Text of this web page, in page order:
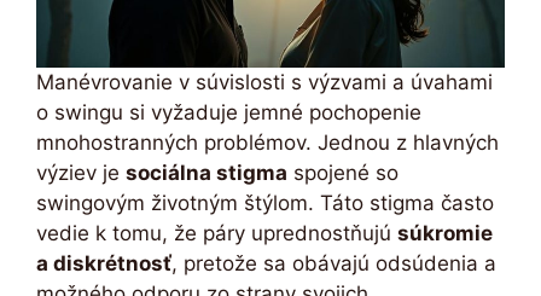
Manévrovanie v súvislosti s výzvami a úvahami
o swingu si vyžaduje jemné pochopenie
mnohostranných problémov. Jednou z hlavných
výziev je sociálna stigma spojené so
swingovým životným štýlom. Táto stigma často
vedie k tomu, že páry uprednostňujú súkromie
a diskrétnosť, pretože sa obávajú odsúdenia a